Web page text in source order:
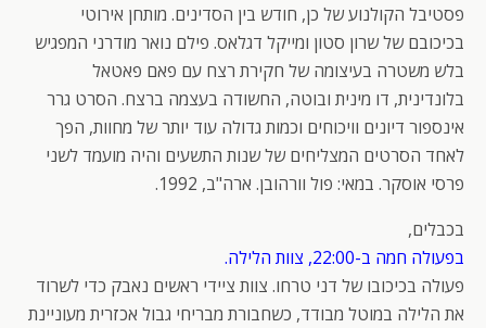
פסטיבל הקולנוע של כן, חודש בין הסדינים. מותחן אירוטי
בכיכובם של שרון סטון ומייקל דגלאס. פילם נואר מודרני המפגיש
בלש משטרה בעיצומה של חקירת רצח עם פאם פאטאל
בלונדינית, דו מינית ובוטה, החשודה בעצמה ברצח. הסרט גרר
אינספור דיונים וויכוחים וכמות גדולה עוד יותר של מחוות, הפך
לאחד הסרטים המצליחים של שנות התשעים והיה מועמד לשני
פרסי אוסקר. במאי: פול וורהובן. ארה"ב, 1992.
בכבלים,
בפעולה חמה ב-22:00, צוות הלילה.
פעולה בכיכובו של דני טרחו. צוות ציידי ראשים נאבק כדי לשרוד
את הלילה במוטל מבודד, כשחבורת מבריחי גבול אכזרית מעוניינת